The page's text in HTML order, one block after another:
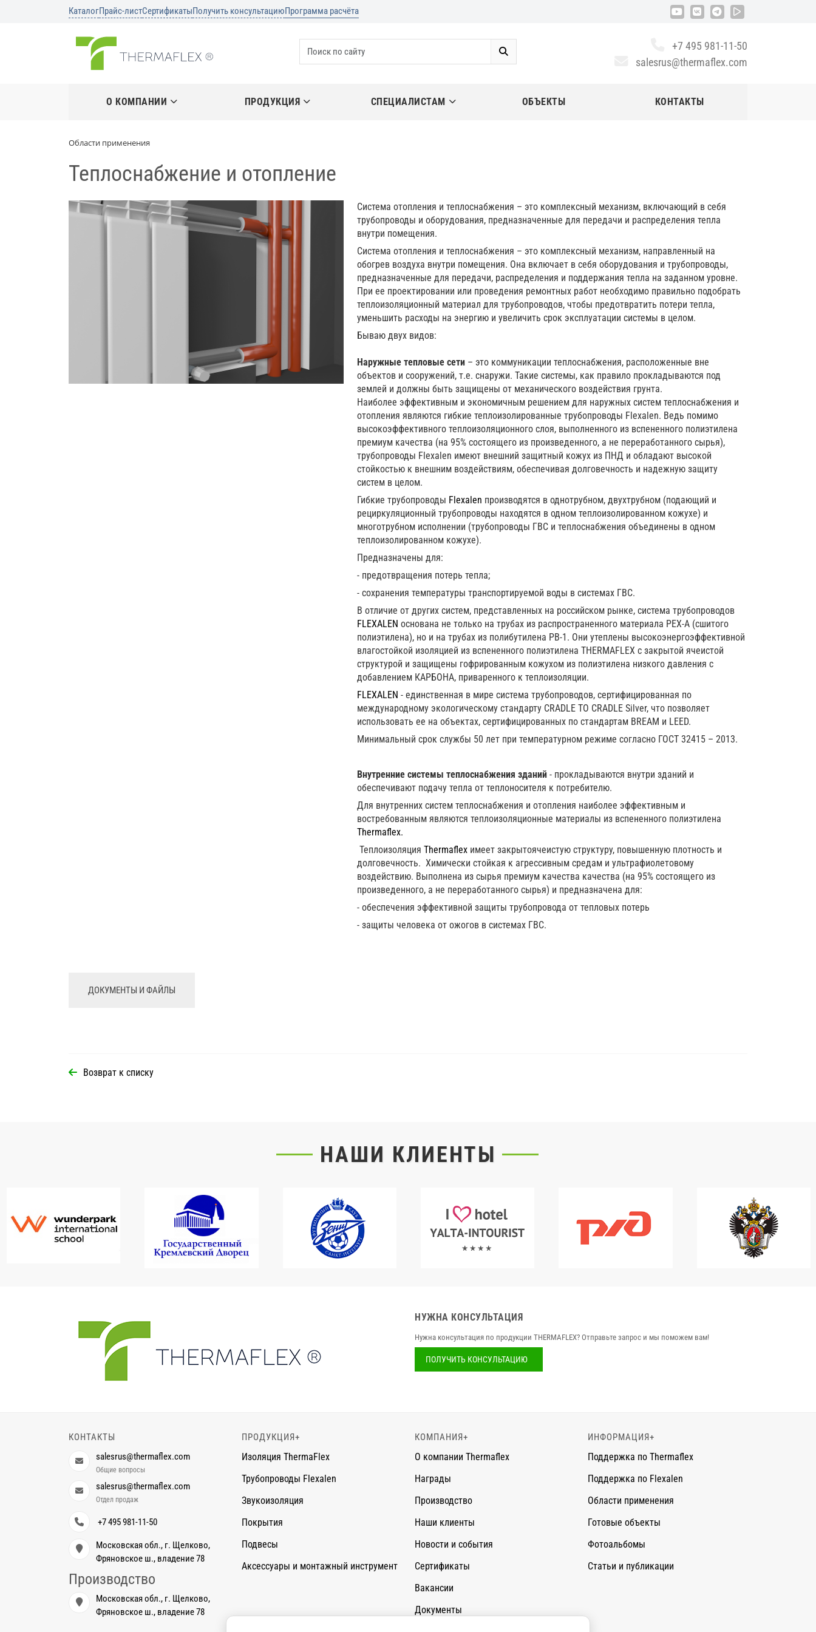
КаталогПрайс-листСертификатыПолучить консультациюПрограмма расчёта
+7 495 981-11-50
salesrus@thermaflex.com
О КОМПАНИИ ПРОДУКЦИЯ СПЕЦИАЛИСТАМ ОБЪЕКТЫ КОНТАКТЫ
Области применения
Теплоснабжение и отопление
Система отопления и теплоснабжения – это комплексный механизм, включающий в себя
трубопроводы и оборудования, предназначенные для передачи и распределения тепла
внутри помещения.
Система отопления и теплоснабжения – это комплексный механизм, направленный на
обогрев воздуха внутри помещения. Она включает в себя оборудования и трубопроводы,
предназначенные для передачи, распределения и поддержания тепла на заданном уровне.
При ее проектировании или проведения ремонтных работ необходимо правильно подобрать
теплоизоляционный материал для трубопроводов, чтобы предотвратить потери тепла,
уменьшить расходы на энергию и увеличить срок эксплуатации системы в целом.
Бываю двух видов:
Наружные тепловые сети – это коммуникации теплоснабжения, расположенные вне
объектов и сооружений, т.е. снаружи. Такие системы, как правило прокладываются под
землей и должны быть защищены от механического воздействия грунта.
Наиболее эффективным и экономичным решением для наружных систем теплоснабжения и
отопления являются гибкие теплоизолированные трубопроводы Flexalen. Ведь помимо
высокоэффективного теплоизоляционного слоя, выполненного из вспененного полиэтилена
премиум качества (на 95% состоящего из произведенного, а не переработанного сырья),
трубопроводы Flexalen имеют внешний защитный кожух из ПНД и обладают высокой
стойкостью к внешним воздействиям, обеспечивая долговечность и надежную защиту
систем в целом.
Гибкие трубопроводы Flexalen производятся в однотрубном, двухтрубном (подающий и
рециркуляционный трубопроводы находятся в одном теплоизолированном кожухе) и
многотрубном исполнении (трубопроводы ГВС и теплоснабжения объединены в одном
теплоизолированном кожухе).
Предназначены для:
- предотвращения потерь тепла;
- сохранения температуры транспортируемой воды в системах ГВС.
В отличие от других систем, представленных на российском рынке, система трубопроводов
FLEXALEN основана не только на трубах из распространенного материала PEX-A (сшитого
полиэтилена), но и на трубах из полибутилена PB-1. Они утеплены высокоэнергоэффективной
влагостойкой изоляцией из вспененного полиэтилена THERMAFLEX с закрытой ячеистой
структурой и защищены гофрированным кожухом из полиэтилена низкого давления с
добавлением КАРБОНА, приваренного к теплоизоляции.
FLEXALEN - единственная в мире система трубопроводов, сертифицированная по
международному экологическому стандарту CRADLE TO CRADLE Silver, что позволяет
использовать ее на объектах, сертифицированных по стандартам BREAM и LEED.
Минимальный срок службы 50 лет при температурном режиме согласно ГОСТ 32415 – 2013.
Внутренние системы теплоснабжения зданий - прокладываются внутри зданий и
обеспечивают подачу тепла от теплоносителя к потребителю.
Для внутренних систем теплоснабжения и отопления наиболее эффективным и
востребованным являются теплоизоляционные материалы из вспененного полиэтилена
Thermaflex.
ТеплоизоляцияThermaflex имеет закрытоячеистую структуру, повышенную плотность и
долговечность. Химически стойкая к агрессивным средам и ультрафиолетовому
воздействию. Выполнена из сырья премиум качества качества (на 95% состоящего из
произведенного, а не переработанного сырья) и предназначена для:
- обеспечения эффективной защиты трубопровода от тепловых потерь
- защиты человека от ожогов в системах ГВС.
ДОКУМЕНТЫ И ФАЙЛЫ
Возврат к списку
НАШИ КЛИЕНТЫ
НУЖНА КОНСУЛЬТАЦИЯ
Нужна консультация по продукции THERMAFLEX? Отправьте запрос и мы поможем вам!
ПОЛУЧИТЬ КОНСУЛЬТАЦИЮ
КОНТАКТЫ
salesrus@thermaflex.com
Общие вопросы
salesrus@thermaflex.com
Отдел продаж
+7 495 981-11-50
Московская обл., г. Щелково,
Фряновское ш., владение 78
Производство
Московская обл., г. Щелково,
Фряновское ш., владение 78
ПРОДУКЦИЯ+
Изоляция ThermaFlex
Трубопроводы Flexalen
Звукоизоляция
Покрытия
Подвесы
Аксессуары и монтажный инструмент
КОМПАНИЯ+
О компании Thermaflex
Награды
Производство
Наши клиенты
Новости и события
Сертификаты
Вакансии
Документы
ИНФОРМАЦИЯ+
Поддержка по Thermaflex
Поддержка по Flexalen
Области применения
Готовые объекты
Фотоальбомы
Статьи и публикации